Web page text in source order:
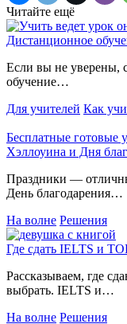
Читайте ещё
Дистанционное
Если вы не уверены,
обучение…
Для учителей Как
Бесплатные готовые
Хэллоуина и Дня
Праздники —
День благодарения…
На волне Решения
Где сдать IELTS и
Рассказываем, где
выбрать. IELTS и…
На волне Решения